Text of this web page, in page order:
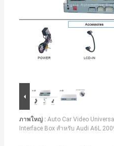
ภาพใหญ่ : Auto Car Video
Interface Box สำหรับ Audi A6L